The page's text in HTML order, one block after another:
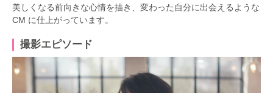
美しくなる前向きな心情を描き、変わった自分に出会えるような
CM に仕上がっています。
撮影エピソード